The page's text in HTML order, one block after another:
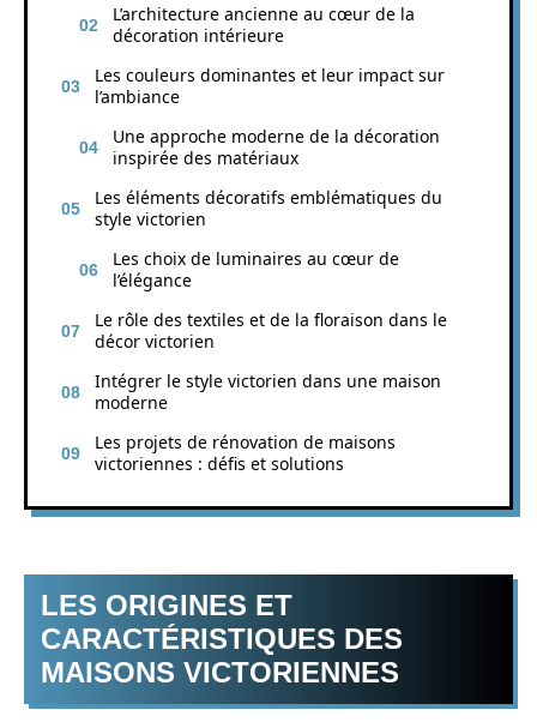
L’architecture ancienne au cœur de la
décoration intérieure
Les couleurs dominantes et leur impact sur
l’ambiance
Une approche moderne de la décoration
inspirée des matériaux
Les éléments décoratifs emblématiques du
style victorien
Les choix de luminaires au cœur de
l’élégance
Le rôle des textiles et de la floraison dans le
décor victorien
Intégrer le style victorien dans une maison
moderne
Les projets de rénovation de maisons
victoriennes : défis et solutions
LES ORIGINES ET
CARACTÉRISTIQUES DES
MAISONS VICTORIENNES